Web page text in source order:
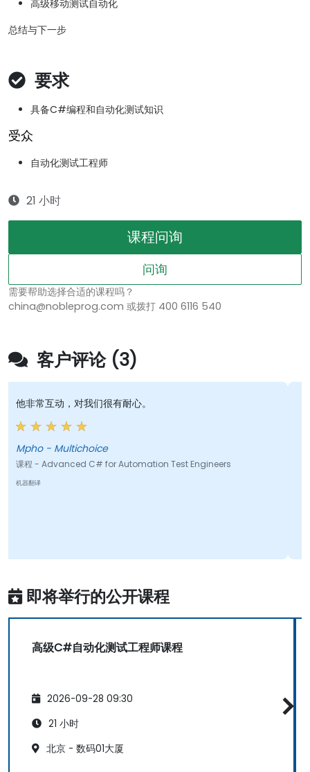
高级移动测试自动化
总结与下一步
要求
具备C#编程和自动化测试知识
受众
自动化测试工程师
21 小时
课程问询
问询
需要帮助选择合适的课程吗？
china@nobleprog.com 或拨打 400 6116 540
客户评论 (3)
对我们很有耐心。
- Multichoice
C# for Automation Test Engineers
即将举行的公开课程
高级C#自动化测试工程师课程
2026-09-28 09:30
21 小时
北京 - 数码01大厦